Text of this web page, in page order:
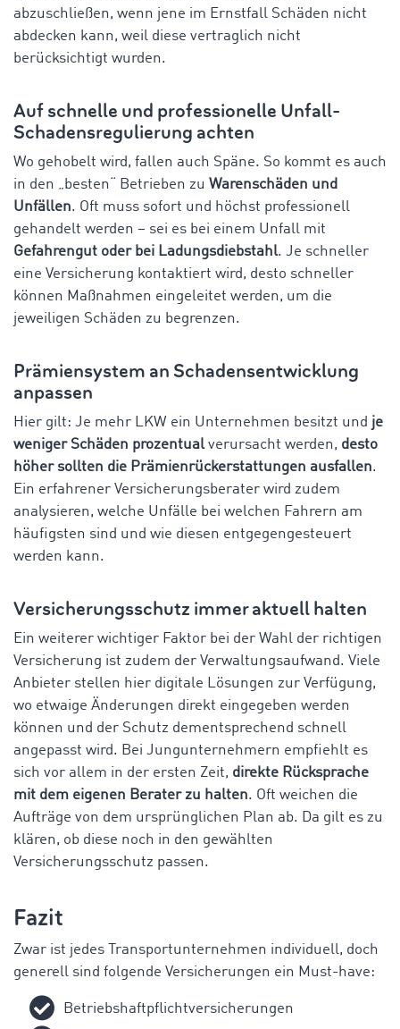
abzuschließen, wenn jene im Ernstfall Schäden nicht
abdecken kann, weil diese vertraglich nicht
berücksichtigt wurden.
Auf schnelle und professionelle Unfall-
Schadensregulierung achten
Wo gehobelt wird, fallen auch Späne. So kommt es auch
in den „besten“ Betrieben zu Warenschäden und
Unfällen. Oft muss sofort und höchst professionell
gehandelt werden – sei es bei einem Unfall mit
Gefahrengut oder bei Ladungsdiebstahl. Je schneller
eine Versicherung kontaktiert wird, desto schneller
können Maßnahmen eingeleitet werden, um die
jeweiligen Schäden zu begrenzen.
Prämiensystem an Schadensentwicklung
anpassen
Hier gilt: Je mehr LKW ein Unternehmen besitzt und je
weniger Schäden prozentualverursacht werden, desto
höher sollten die Prämienrückerstattungen ausfallen.
Ein erfahrener Versicherungsberater wird zudem
analysieren, welche Unfälle bei welchen Fahrern am
häufigsten sind und wie diesen entgegengesteuert
werden kann.
Versicherungsschutz immer aktuell halten
Ein weiterer wichtiger Faktor bei der Wahl der richtigen
Versicherung ist zudem der Verwaltungsaufwand. Viele
Anbieter stellen hier digitale Lösungen zur Verfügung,
wo etwaige Änderungen direkt eingegeben werden
können und der Schutz dementsprechend schnell
angepasst wird. Bei Jungunternehmern empfiehlt es
sich vor allem in der ersten Zeit, direkte Rücksprache
mit dem eigenen Berater zu halten. Oft weichen die
Aufträge von dem ursprünglichen Plan ab. Da gilt es zu
klären, ob diese noch in den gewählten
Versicherungsschutz passen.
Fazit
Zwar ist jedes Transportunternehmen individuell, doch
generell sind folgende Versicherungen ein Must-have:
Betriebshaftpflichtversicherungen